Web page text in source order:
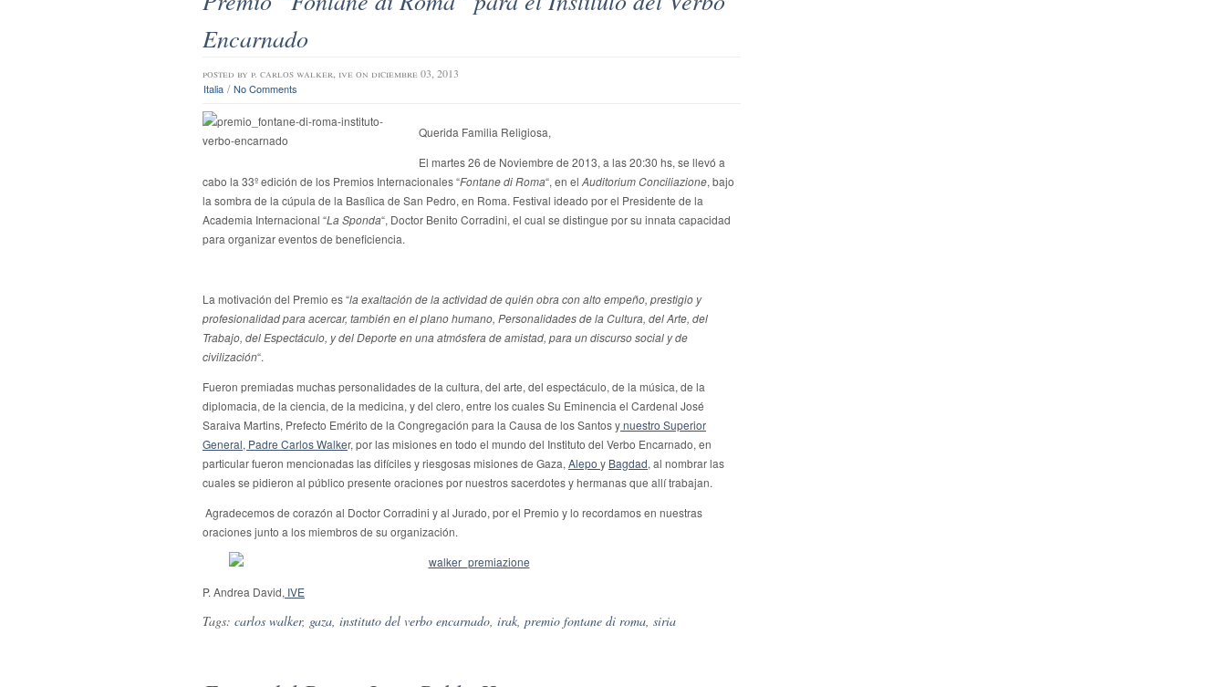
Encarnado
posted by p. carlos walker, ive on diciembre 03, 2013
Italia / No Comments
Querida Familia Religiosa,
El martes 26 de Noviembre de 2013, a las 20:30 hs, se llevó a
cabo la 33º edición de los Premios Internacionales “Fontane di Roma“, en el Auditorium Conciliazione, bajo
la sombra de la cúpula de la Basílica de San Pedro, en Roma. Festival ideado por el Presidente de la
Academia Internacional “La Sponda“, Doctor Benito Corradini, el cual se distingue por su innata capacidad
para organizar eventos de beneficiencia.
La motivación del Premio es “la exaltación de la actividad de quién obra con alto empeño, prestigio y
profesionalidad para acercar, también en el plano humano, Personalidades de la Cultura, del Arte, del
Trabajo, del Espectáculo, y del Deporte en una atmósfera de amistad, para un discurso social y de
civilización“.
Fueron premiadas muchas personalidades de la cultura, del arte, del espectáculo, de la música, de la
diplomacia, de la ciencia, de la medicina, y del clero, entre los cuales Su Eminencia el Cardenal José
Saraiva Martins, Prefecto Emérito de la Congregación para la Causa de los Santos ynuestro Superior
General, Padre Carlos Walker, por las misiones en todo el mundo del Instituto del Verbo Encarnado, en
particular fueron mencionadas las difíciles y riesgosas misiones de Gaza, Alepo y Bagdad, al nombrar las
cuales se pidieron al público presente oraciones por nuestros sacerdotes y hermanas que allí trabajan.
Agradecemos de corazón al Doctor Corradini y al Jurado, por el Premio y lo recordamos en nuestras
oraciones junto a los miembros de su organización.
P. Andrea David, IVE
Tags: carlos walker, gaza instituto del verbo encarnado irak premio fontane di roma siria